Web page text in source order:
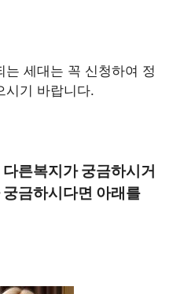
는 세대는 꼭 신청하여 정
시기 바랍니다.
른복지가 궁금하시거
금하시다면 아래를